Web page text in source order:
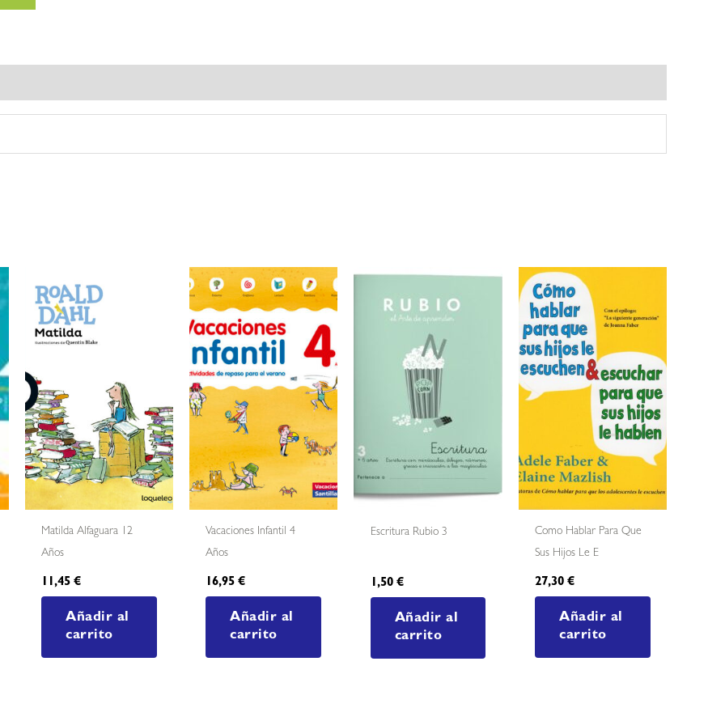
Matilda Alfaguara 12
Años
11,45€
Añadir al
carrito
Vacaciones Infantil 4
Años
16,95€
Añadir al
carrito
Escritura Rubio 3
1,50 €
Añadir al
carrito
Como Hablar Para Que
Sus Hijos Le E
27,30€
Añadir al
carrito